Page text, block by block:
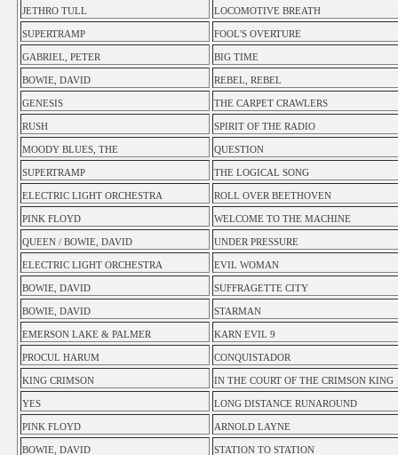
JETHRO TULL LOCOMOTIVE BREATH
SUPERTRAMP FOOL'S OVERTURE
GABRIEL, PETER BIG TIME
BOWIE, DAVID REBEL, REBEL
GENESIS THE CARPET CRAWLERS
RUSH SPIRIT OF THE RADIO
MOODY BLUES, THE QUESTION
SUPERTRAMP THE LOGICAL SONG
ELECTRIC LIGHT ORCHESTRA ROLL OVER BEETHOVEN
PINK FLOYD WELCOME TO THE MACHINE
QUEEN / BOWIE, DAVID UNDER PRESSURE
ELECTRIC LIGHT ORCHESTRA EVIL WOMAN
BOWIE, DAVID SUFFRAGETTE CITY
BOWIE, DAVID STARMAN
EMERSON LAKE & PALMER KARN EVIL 9
PROCUL HARUM CONQUISTADOR
KING CRIMSON IN THE COURT OF THE CRIMSON KING
YES LONG DISTANCE RUNAROUND
PINK FLOYD ARNOLD LAYNE
BOWIE, DAVID STATION TO STATION